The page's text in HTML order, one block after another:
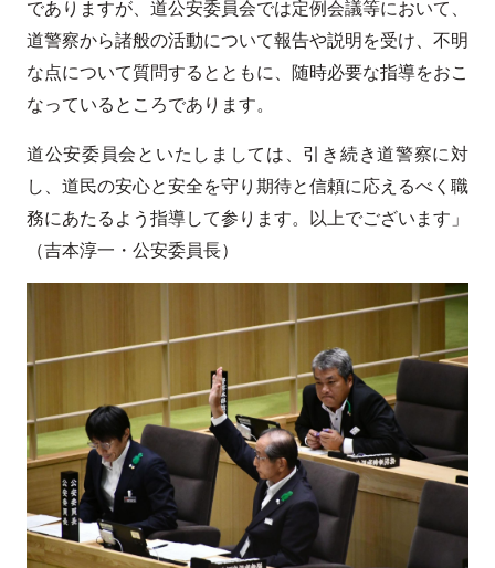
でありますが、道公安委員会では定例会議等において、
道警察から諸般の活動について報告や説明を受け、不明
な点について質問するとともに、随時必要な指導をおこ
なっているところであります。
道公安委員会といたしましては、引き続き道警察に対
し、道民の安心と安全を守り期待と信頼に応えるべく職
務にあたるよう指導して参ります。以上でございます」
（吉本淳一・公安委員長）